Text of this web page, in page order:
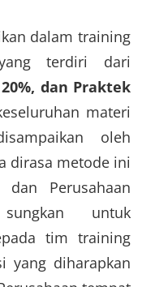
dalam training
terdiri dari
dan Praktek
materi
oleh
dirasa metode ini
Perusahaan
untuk
tim training
yang diharapkan